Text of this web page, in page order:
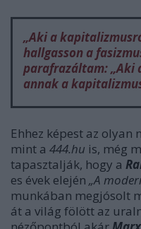
„Aki a
hallgasson a
parafrazáltam: „Aki
annak a
Ehhez képest az
mint a 444.hu is, még
tapasztalják, hogy a
es évek elején „A
munkában megjósolt
át a világ fölött az